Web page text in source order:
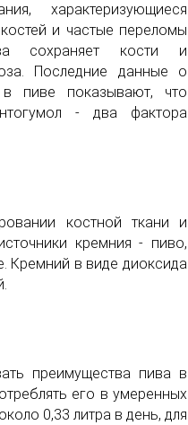
характеризующиеся
и частые переломы
сохраняет кости и
Последние данные о
в пиве показывают, что
- два фактора
костной ткани и
кремния - пиво,
Кремний в виде диоксида
преимущества пива в
его в умеренных
0,33 литра в день, для